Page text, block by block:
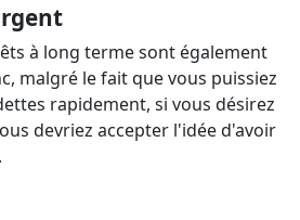
à long terme sont également
malgré le fait que vous puissiez
rapidement, si vous désirez
devriez accepter l'idée d'avoir